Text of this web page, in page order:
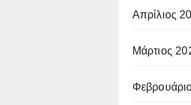
Απρίλιος
Μάρτιος